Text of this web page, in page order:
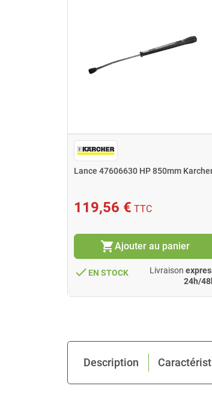
Lance 47606630 HP 850mm
119,56 € TTC
shopping_cartAjouter au panier
done EN STOCK Livraison
24h/
Description